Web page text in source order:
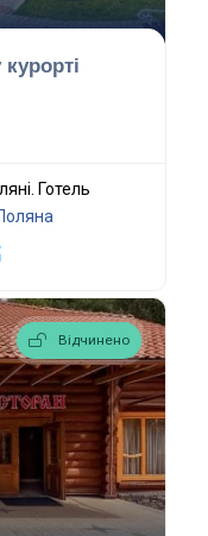
Готель
Відчинено